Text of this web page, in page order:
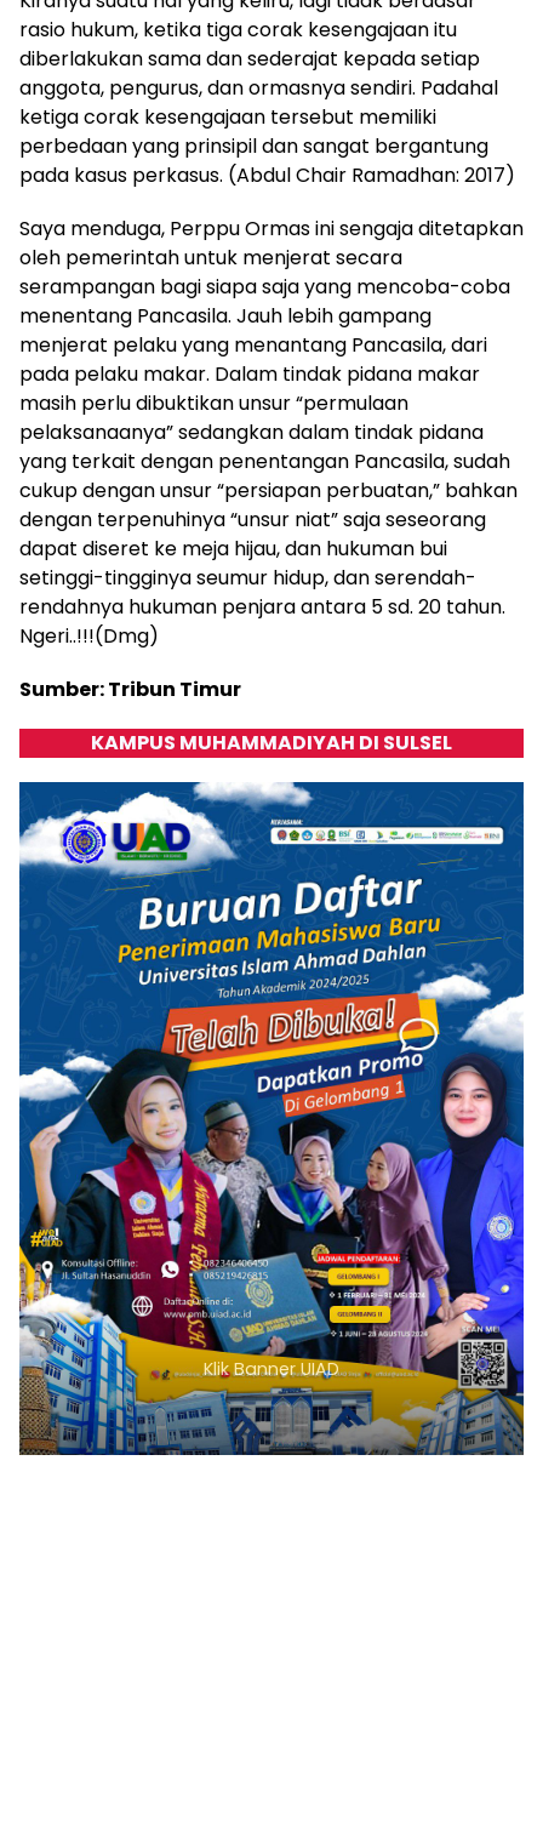
rasio hukum, ketika tiga corak kesengajaan itu
diberlakukan sama dan sederajat kepada setiap
anggota, pengurus, dan ormasnya sendiri. Padahal
ketiga corak kesengajaan tersebut memiliki
perbedaan yang prinsipil dan sangat bergantung
pada kasus perkasus. (Abdul Chair Ramadhan: 2017)
Saya menduga, Perppu Ormas ini sengaja ditetapkan
oleh pemerintah untuk menjerat secara
serampangan bagi siapa saja yang mencoba-coba
menentang Pancasila. Jauh lebih gampang
menjerat pelaku yang menantang Pancasila, dari
pada pelaku makar. Dalam tindak pidana makar
masih perlu dibuktikan unsur “permulaan
pelaksanaanya” sedangkan dalam tindak pidana
yang terkait dengan penentangan Pancasila, sudah
cukup dengan unsur “persiapan perbuatan,” bahkan
dengan terpenuhinya “unsur niat” saja seseorang
dapat diseret ke meja hijau, dan hukuman bui
setinggi-tingginya seumur hidup, dan serendah-
rendahnya hukuman penjara antara 5 sd. 20 tahun.
Ngeri..!!!(Dmg)
Sumber: Tribun Timur
KAMPUS MUHAMMADIYAH DI SULSEL
Klik Banner UIAD